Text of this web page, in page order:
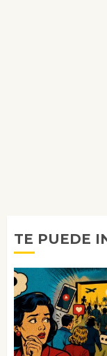
TE PUEDE